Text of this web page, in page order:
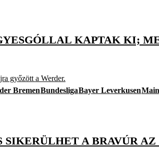
KAPTAK KI;
győzött a Werder.
BremenBundesligaBayer Leverkusen
A BRAVÚR